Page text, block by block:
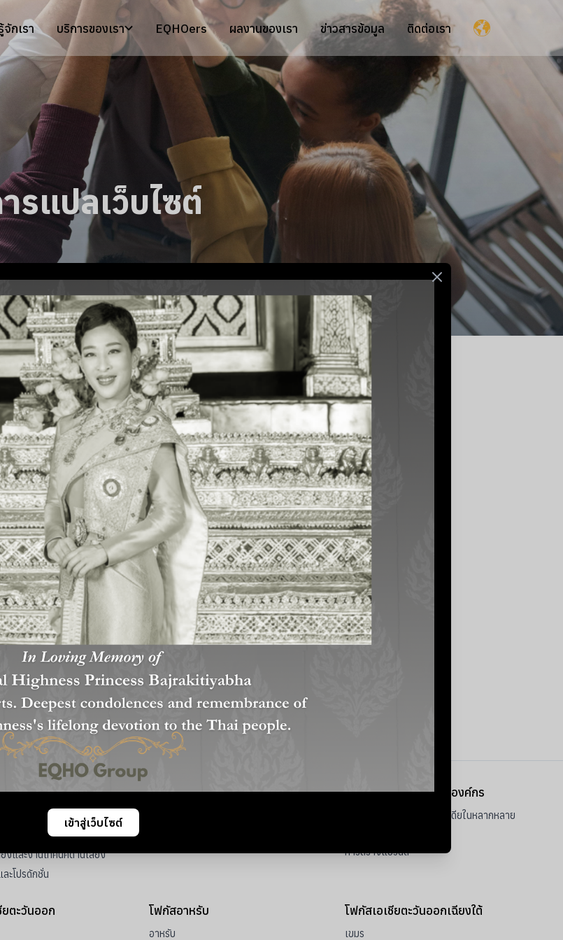
จักเรา บริการของเรา EQHOers ผลงานของเรา ข่าวสารข้อมูล ติดต่อเรา
รแปลเว็บไซต์
กับการ
วยภาษาที่
วามสะดวก
โลก ทำให้
นการช่วย
ต่าง ๆ ได้แก่
ปุ่น และอา
อ่านเพิ่มเติม
ปรดักชั่น
ปรับปรุงเว็บไซต์
งและงานเทคนิคด้านเสียง
ะโปรดักชั่น
การแปลและโลคัลไลเซชัน การสื่อสารภาพลักษณ์องค์กร
การบริหารจัดการโซเชียลมีเดียในหลากหลาย
การสร้างแบรนด์
ยตะวันออก โฟกัสอาหรับ
อาหรับ
โฟกัสเอเชียตะวันออกเฉียงใต้
เขมร
เข้าสู่เว็บไซต์